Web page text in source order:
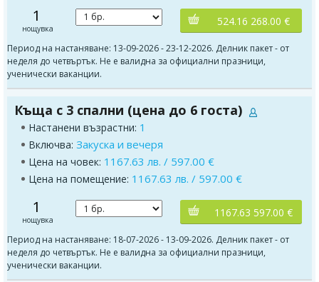
1
нощувка
524.16 268.00 €
Период на настаняване: 13-09-2026 - 23-12-2026. Делник пакет - от
неделя до четвъртък. Не е валидна за официални празници,
ученически ваканции.
Къща с 3 спални (цена до 6 госта)
Настанени възрастни: 1
Включва: Закуска и вечеря
Цена на човек: 1167.63 лв. / 597.00 €
Цена на помещение: 1167.63 лв. / 597.00 €
1
нощувка
1167.63 597.00 €
Период на настаняване: 18-07-2026 - 13-09-2026. Делник пакет - от
неделя до четвъртък. Не е валидна за официални празници,
ученически ваканции.